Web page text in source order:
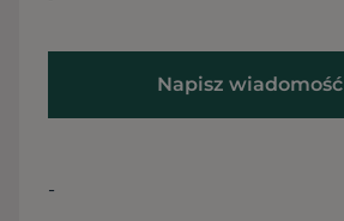
Napisz wiadomość
-